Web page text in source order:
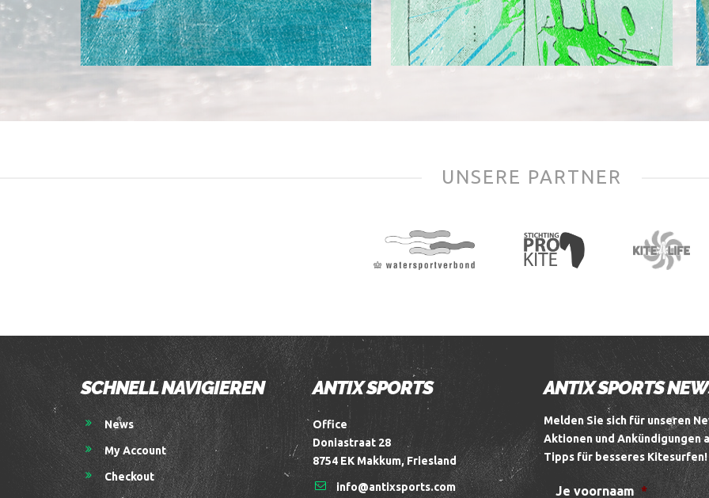
UNSERE PARTNER
SCHNELL NAVIGIEREN
News
My Account
Checkout
ANTIX SPORTS
Office
Doniastraat 28
8754 EK Makkum, Friesland
info@antixsports.com
ANTIX SPORTS
Melden Sie sich für unseren
Aktionen und Ankündigungen
Tipps für besseres Kitesurfen!
Je voornaam *